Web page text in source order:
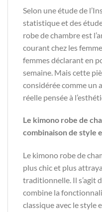
Selon une étude de
statistique et des
robe de chambre est
courant chez les
femmes déclarant en
semaine. Mais cette
considérée comme un
réelle pensée à
Le kimono robe de
combinaison de style
Le kimono robe de
plus chic et plus
traditionnelle. Il s’agit
combine la
classique avec le style